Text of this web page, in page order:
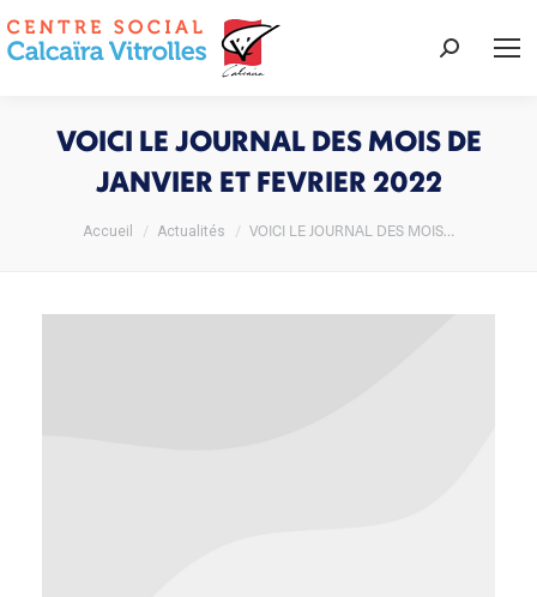
Recherche
VOICI LE JOURNAL DES MOIS DE
JANVIER ET FEVRIER 2022
Accueil Actualités VOICI LE JOURNAL DES MOIS…